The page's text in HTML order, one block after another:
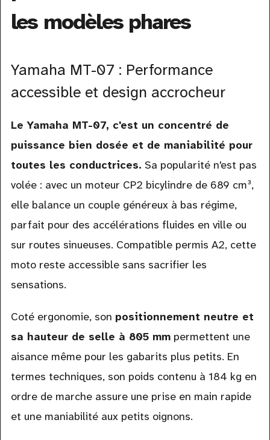
les modèles phares
Yamaha MT-07 : Performance
accessible et design accrocheur
Le Yamaha MT-07, c'est un concentré de
puissance bien dosée et de maniabilité pour
toutes les conductrices. Sa popularité n'est pas
volée : avec un moteur CP2 bicylindre de 689 cm³,
elle balance un couple généreux à bas régime,
parfait pour des accélérations fluides en ville ou
sur routes sinueuses. Compatible permis A2, cette
moto reste accessible sans sacrifier les
sensations.
Coté ergonomie, son positionnement neutre et
sa hauteur de selle à 805 mmpermettent une
aisance même pour les gabarits plus petits. En
termes techniques, son poids contenu à 184 kg en
ordre de marche assure une prise en main rapide
et une maniabilité aux petits oignons.